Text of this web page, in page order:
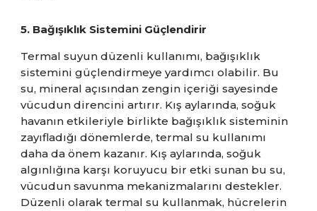
5. Bağışıklık Sistemini Güçlendirir
Termal suyun düzenli kullanımı, bağışıklık
sistemini güçlendirmeye yardımcı olabilir. Bu
su, mineral açısından zengin içeriği sayesinde
vücudun direncini artırır. Kış aylarında, soğuk
havanın etkileriyle birlikte bağışıklık sisteminin
zayıfladığı dönemlerde, termal su kullanımı
daha da önem kazanır. Kış aylarında, soğuk
algınlığına karşı koruyucu bir etki sunan bu su,
vücudun savunma mekanizmalarını destekler.
Düzenli olarak termal su kullanmak, hücrelerin